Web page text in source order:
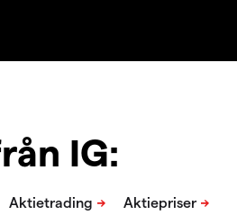
IG: